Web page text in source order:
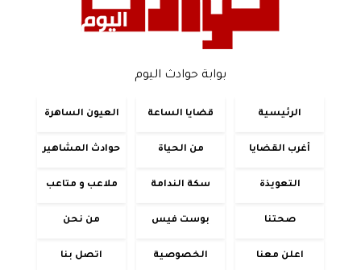
بوابة حوادث اليوم
الرئيسية قضايا الساعة العيون الساهرة
أغرب القضايا من الحياة حوادث المشاهير
التعويذة سكة الندامة ملاعب و متاعب
صحتنا بوست فيس من نحن
اعلن معنا الخصوصية اتصل بنا